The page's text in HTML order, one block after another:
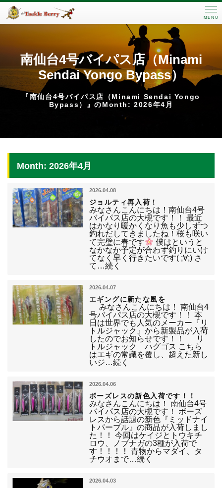
MENU
南仙台4号バイパス店（Minami
Sendai Yongo Bypass）
『南仙台4号バイパス店（Minami Sendai Yongo
Bypass）』のMonth: 2026年4月
Month: 2026年4月
2026.04.08
ジョルティ再入荷！
みなさんこんにちは！南仙台4号
バイパス店の大槻です！！ 最近
はかなり暖かくなり魚も少しずつ
釣れだしてきましたね！桜も咲い
て完璧に春です
僕はというと
なかなか予定が合わず釣りにいけ
てなく早く行きたいです( ;∀;) さ
て…続く
2026.04.07
エギングに新たな風を
みなさんこんにちは！ 南仙台4
号バイパス店の大槻です！！ 本
日は世界でも人気のメーカー『リ
トルジャック』から新製品が入荷
したのでお知らせです！！ リ
トルジャック ハグゴス こちら
はエギの常識を覆し、超えた新し
いジ…続く
2026.04.06
ボーズレスの新色入荷です！！
みなさんこんにちは！ 南仙台4号
バイパス店の大槻です！ ボーズ
レスから話題の新色『ミッドナイ
トパープル』の商品が入荷しまし
た！！ 今回はケイジとトウキチ
ロウ、ノブナガの3種が入荷で
す！！！！ 青物からマダイ、タ
チウオまで…続く
2026.04.03